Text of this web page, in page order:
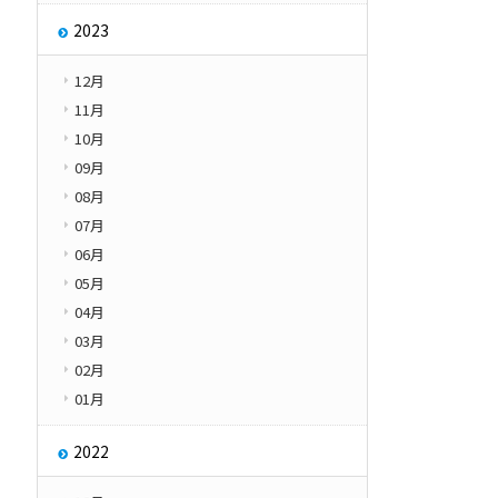
2023
12月
11月
10月
09月
08月
07月
06月
05月
04月
03月
02月
01月
2022